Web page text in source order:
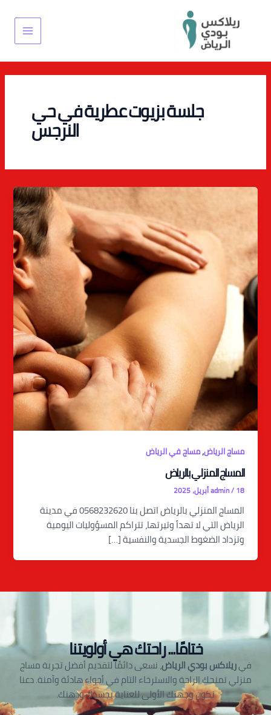
Main
Menu
جلسة بزيوت عطرية في حي
النرجس
مساج الرياض,مساج في الرياض
المساج المنزلي بالرياض
admin/18 أبريل، 2025
المساج المنزلي بالرياض اتصل بنا 0568232620 في مدينة
الرياض التي لا تهدأ وتيرتها، تتراكم المسؤوليات اليومية
وتزداد الضغوط الجسدية والنفسية […]
ختامًا... راحتك هي أولويتنا
فيريلاكس بودي الرياض، نسعى دائمًا لتقديم أفضل تجربة مساج
منزلي تمنحك الراحة والاسترخاء التام في أجواء هادئة وآمنة. دعنا
نكون وجهتك الأولى للعناية بجسدك وذهنك.